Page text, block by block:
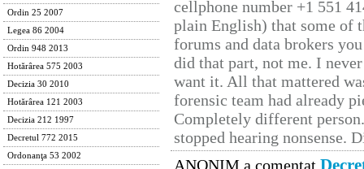
Ordin 25 2007
Legea 86 2004
Ordin 948 2013
Hotărârea 575 2003
Decizia 30 2010
Hotărârea 121 2003
Decizia 212 1997
Decretul 772 2015
Ordonanţa 53 2002
cellphone number +1 551
plain English) that some of
forums and data brokers
did that part, not me. I
want it. All that mattered
forensic team had already
Completely different
stopped hearing nonsense.
ANONIM a comentat